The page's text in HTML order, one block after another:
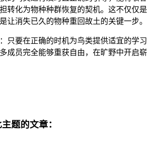
转化为物种种群恢复的契机。这不仅仅是
让消失已久的物种重回故土的关键一步。
只要在正确的时机为鸟类提供适宜的学习
成员完全能够重获自由，在旷野中开启崭
题的文章：